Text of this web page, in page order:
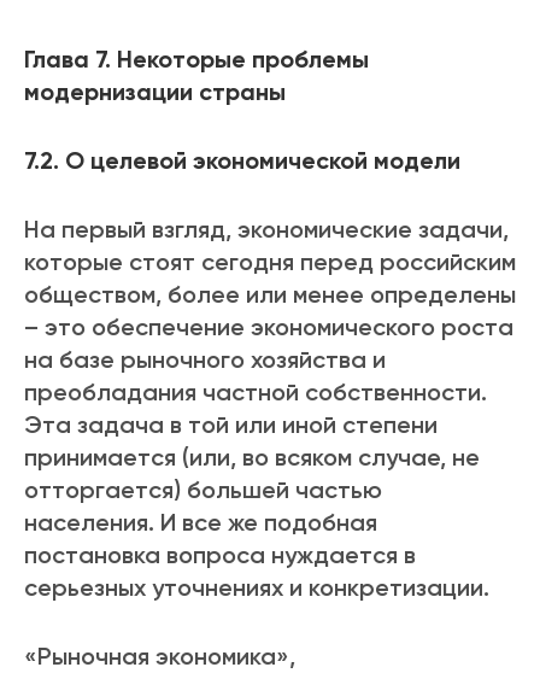
Глава 7. Некоторые проблемы
модернизации страны
7.2. О целевой экономической модели
На первый взгляд, экономические задачи,
которые стоят сегодня перед российским
обществом, более или менее определены
– это обеспечение экономического роста
на базе рыночного хозяйства и
преобладания частной собственности.
Эта задача в той или иной степени
принимается (или, во всяком случае, не
отторгается) большей частью
населения. И все же подобная
постановка вопроса нуждается в
серьезных уточнениях и конкретизации.
«Рыночная экономика»,